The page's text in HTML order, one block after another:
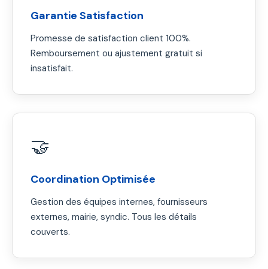
Garantie Satisfaction
Promesse de satisfaction client 100%.
Remboursement ou ajustement gratuit si
insatisfait.
🤝
Coordination Optimisée
Gestion des équipes internes, fournisseurs
externes, mairie, syndic. Tous les détails
couverts.